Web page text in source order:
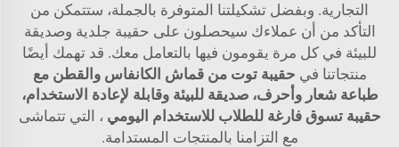
التجارية. وبفضل تشكيلتنا المتوفرة بالجملة، ستتمكن من
التأكد من أن عملاءك سيحصلون على حقيبة جلدية وصديقة
للبيئة في كل مرة يقومون فيها بالتعامل معك. قد تهمك أيضًا
منتجاتنا في حقيبة توت من قماش الكانفاس والقطن مع
طباعة شعار وأحرف، صديقة للبيئة وقابلة لإعادة الاستخدام،
حقيبة تسوق فارغة للطلاب للاستخدام اليومي ، التي تتماشى
مع التزامنا بالمنتجات المستدامة.